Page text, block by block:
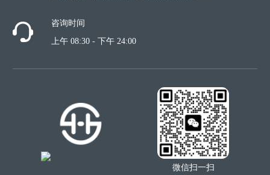
咨询时间
上午 08:30 - 下午 24:00
微信扫一扫